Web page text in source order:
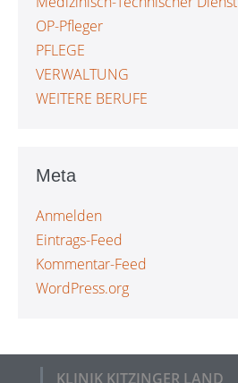
OP-Pfleger
PFLEGE
VERWALTUNG
WEITERE BERUFE
Meta
Anmelden
Eintrags-Feed
Kommentar-Feed
WordPress.org
KLINIK KITZINGER LAND